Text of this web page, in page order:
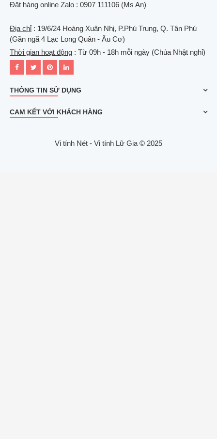
Đặt hàng online Zalo : 0907 111106 (Ms An)
Địa chỉ: 19/6/24 Hoàng Xuân Nhị, P.Phú Trung, Q. Tân Phú
(Gần ngã 4 Lạc Long Quân - Âu Cơ)
Thời gian hoạt động : Từ 09h - 18h mỗi ngày (Chúa Nhật nghỉ)
THÔNG TIN SỬ DỤNG
CAM KẾT VỚI KHÁCH HÀNG
Vi tính Nét - Vi tính Lữ Gia © 2025